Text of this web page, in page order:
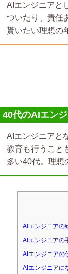
AIエンジニアと
ついたり、責任
貰いたい理想の
40代のAIエン
AIエンジニアと
教育も行うこと
多い40代。理想
AIエンジニアの
AIエンジニアの
AIエンジニアの
AIエンジニアに